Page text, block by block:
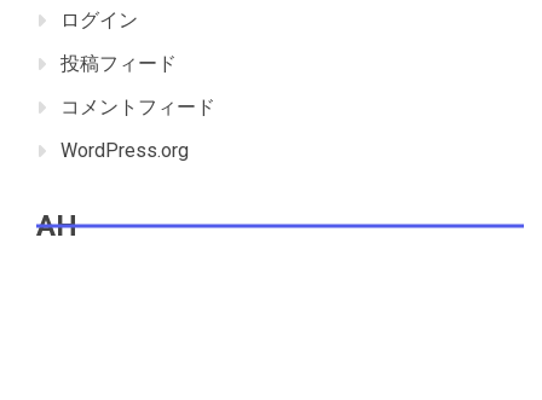
ログイン
投稿フィード
コメントフィード
WordPress.org
AH